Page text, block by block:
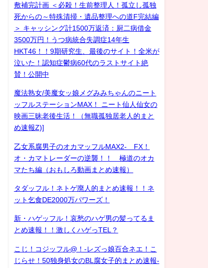
敷補完計画 ＜必殺！生前整理人！孤立し孤独
死からの～特殊清掃・遺品整理への道F完結編
＞ キャッシング計1500万返済：厨二病借金
3500万円！うつ病統合失調症14年生
HKT46！！9期研究生、最後のサイト！全米が
泣いた！認知症鬱病60代のラストサイト絶
賛！公開中
魔法熟女/美魔女ッ娘メグみみちゃんのニート
ッフルステーションMAX！ ニート仙人仙女の
映画三昧老後生活！（無職孤独居老人的まと
め速報Z)]
乙女系腐男子のオカマッフルMAX2- FX！
オ・カマトレーダーの逆襲！！ 極道のオカ
マたち編（おもしろ動画まとめ速報）
タダッフル！ネトゲ廃人的まとめ速報！！ネ
ット乞食DE2000万パワーズ！
新・ハゲッフル！哀愁のハゲ男の髪ってるま
とめ速報！！激しくハゲっTEL？
こじ！コジッフル@！-レズっ娘百合ネエ！こ
じらせ！50独身処女のBL腐女子的まとめ速報-